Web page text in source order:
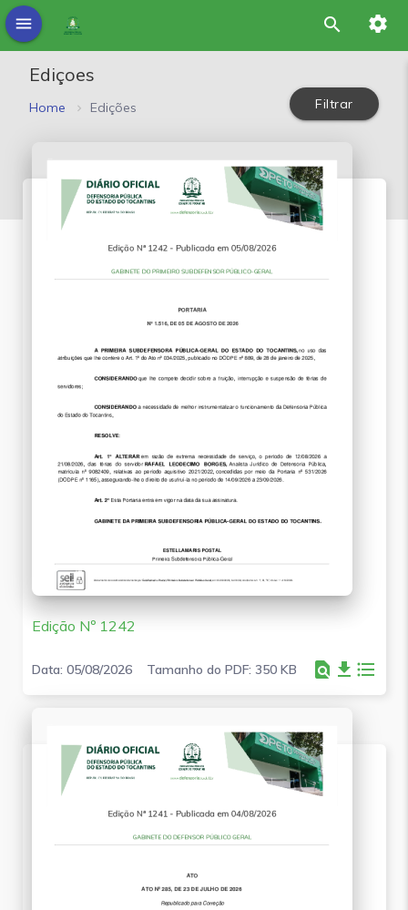
search settings
menu
Ediçoes
Home Edições Filtrar
Edição Nº 1242
Data: 05/08/2026 Tamanho do PDF: 350 KB find_in_page file_download format_list_bulleted